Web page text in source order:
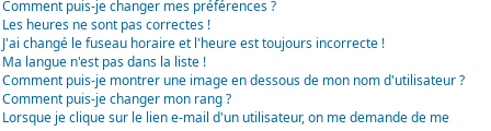
Comment puis-je changer mes préférences ?
Les heures ne sont pas correctes !
J'ai changé le fuseau horaire et l'heure est toujours incorrecte !
Ma langue n'est pas dans la liste !
Comment puis-je montrer une image en dessous de mon nom d'utilisateur ?
Comment puis-je changer mon rang ?
Lorsque je clique sur le lien e-mail d'un utilisateur, on me demande de me